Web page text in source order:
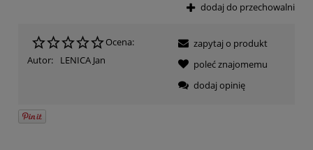
dodaj do przechowalni
Ocena:
Autor:
LENICA Jan
zapytaj o produkt
poleć znajomemu
dodaj opinię